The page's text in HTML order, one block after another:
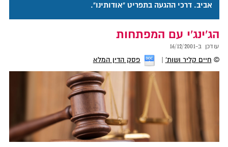
אביב. דרכי ההגעה בתפריט "אודותינו".
הג'ינג'י עם המפתחות
עודכן ב-16/12/2001
© חיים קליר ושות' פסק הדין המלא